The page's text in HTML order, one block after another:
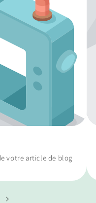
votre article de blog